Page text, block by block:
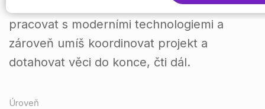
KOLEGY! Pokud tě baví tvořit nové věci,
pracovat s moderními technologiemi a
zároveň umíš koordinovat projekt a
dotahovat věci do konce, čti dál.
Úroveň